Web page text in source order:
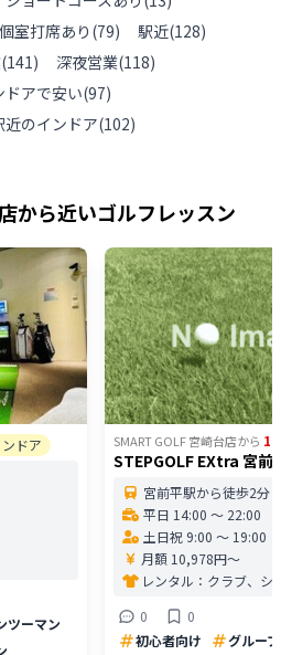
個室打席あり (79) 駅近(128)
(141) 深夜営業(118)
ドアで安い(97)
近のインドア(102)
から近いゴルフレッスン
ドア
ツーマン
SMART GOLF 宮崎台店から 1
STEPGOLF EXtra 宮前
宮前平駅から徒歩2分
平日 14:00 〜 22:00
土日祝 9:00 〜 19:00
月額 10,978円〜
レンタル： クラブ、シ
0
0
初心者向け
グループ